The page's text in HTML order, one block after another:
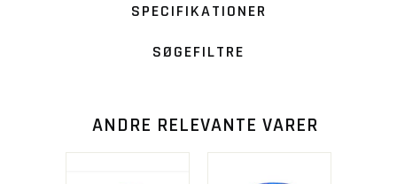
SPECIFIKATIONER
SØGEFILTRE
ANDRE RELEVANTE VARER